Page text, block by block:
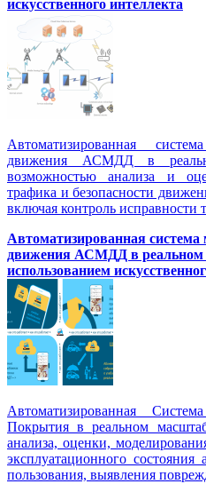
искусственного интеллекта
Автоматизированная
движения АСМДД в
возможностью анализа и
трафика и безопасности
включая контроль исправности
Автоматизированная cистема
движения АСМДД в реальном
использованием
Автоматизированная
Покрытия в реальном
анализа, оценки,
эксплуатационного
пользования, выявления